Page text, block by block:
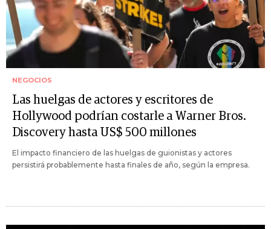
NEGOCIOS
Las huelgas de actores y escritores de
Hollywood podrían costarle a Warner Bros.
Discovery hasta US$ 500 millones
El impacto financiero de las huelgas de guionistas y actores
persistirá probablemente hasta finales de año, según la empresa.